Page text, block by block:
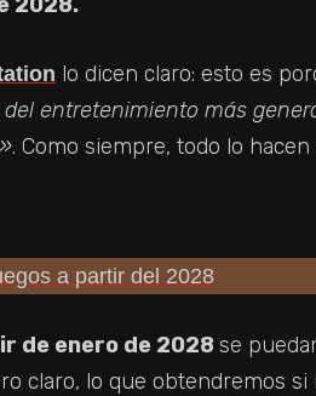
lo dicen claro: esto es
entretenimiento más
. Como siempre, todo lo
de enero de 2028 se
claro, lo que obtendremos si